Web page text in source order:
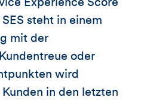
steht in einem
mit der
oder
wird
in den letzten